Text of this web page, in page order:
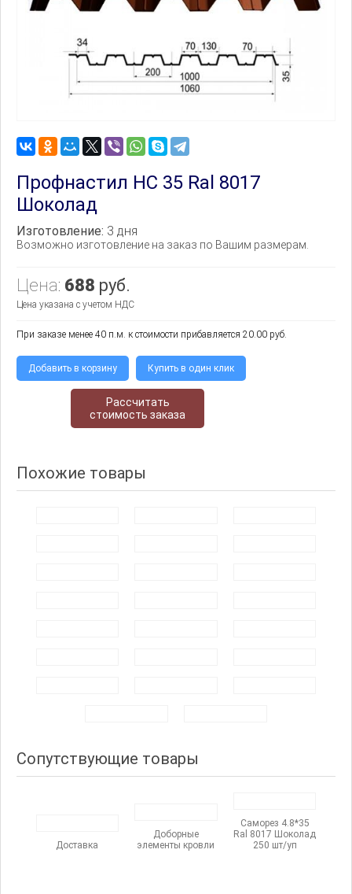
Профнастил НС 35 Ral 8017
Шоколад
Изготовление: 3 дня
Возможно изготовление на заказ по Вашим размерам.
Цена: 688 руб.
Цена указана с учетом НДС
При заказе менее 40 п.м. к стоимости прибавляется 20.00 руб.
Добавить в корзину Купить в один клик
Рассчитать
стоимость заказа
Похожие товары
Сопутствующие товары
Доставка
Доборные
элементы кровли
Саморез 4.8*35
Ral 8017 Шоколад
250 шт/уп